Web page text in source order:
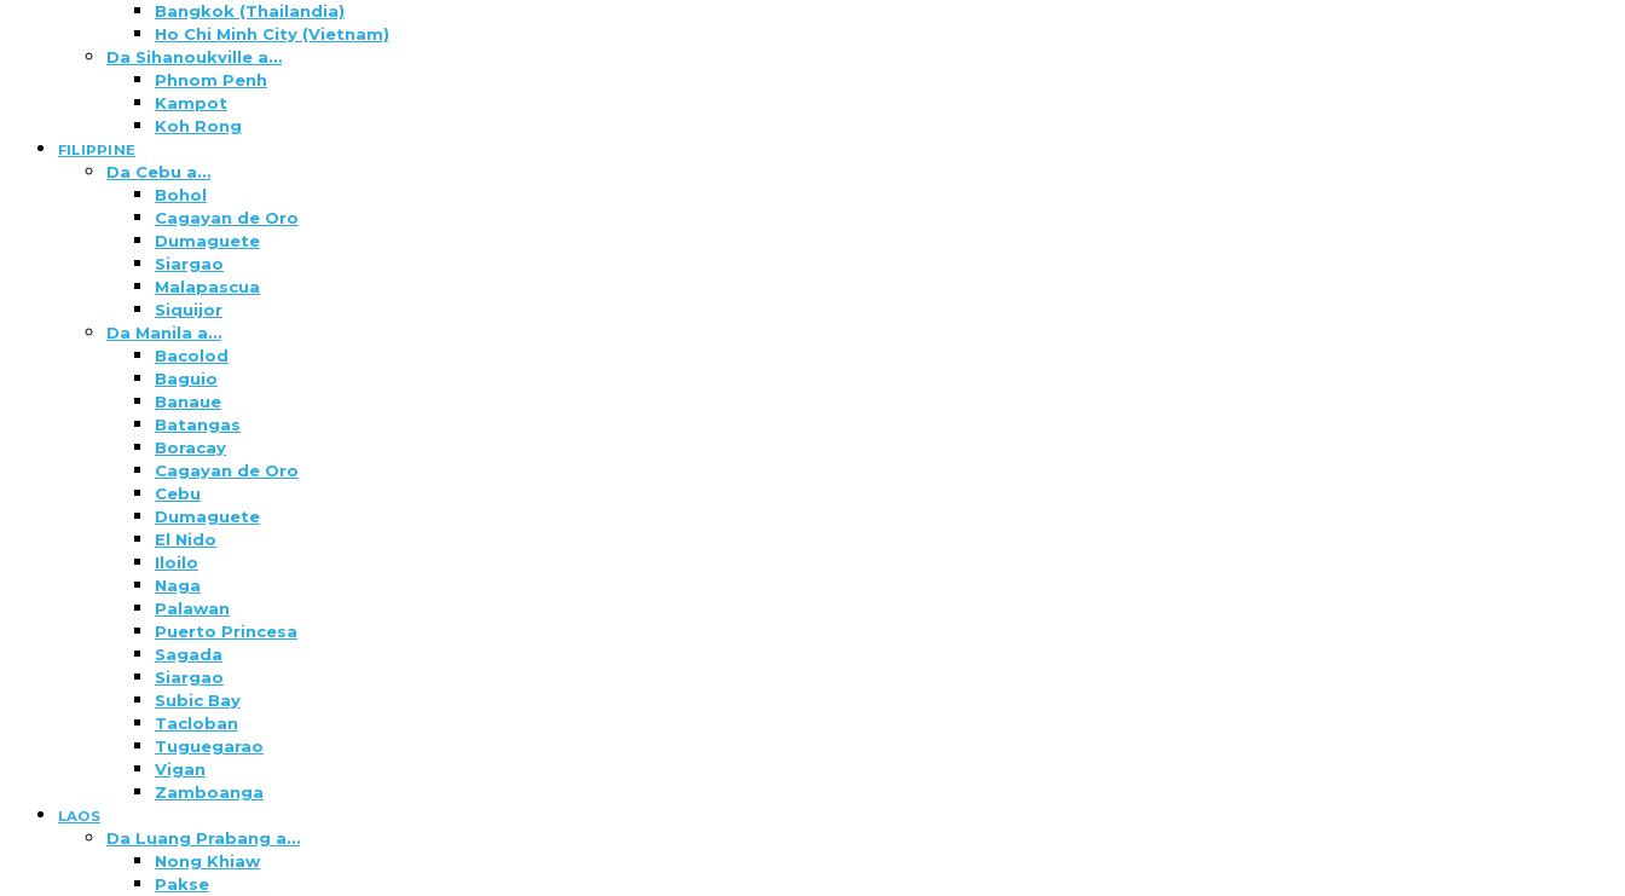
Bangkok (Thailandia)
Ho Chi Minh City (Vietnam)
Da Sihanoukville a…
Phnom Penh
Kampot
Koh Rong
FILIPPINE
Da Cebu a…
Bohol
Cagayan de Oro
Dumaguete
Siargao
Malapascua
Siquijor
Da Manila a…
Bacolod
Baguio
Banaue
Batangas
Boracay
Cagayan de Oro
Cebu
Dumaguete
El Nido
Iloilo
Naga
Palawan
Puerto Princesa
Sagada
Siargao
Subic Bay
Tacloban
Tuguegarao
Vigan
Zamboanga
LAOS
Da Luang Prabang a…
Nong Khiaw
Pakse